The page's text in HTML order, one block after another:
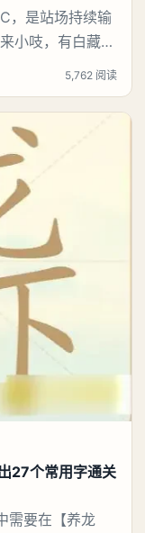
，是站场持续输
小吱，有白藏的
队C想打深渊也
队内造成的咒属
。主属性带咒属
暴。副属性也是
5,762 阅读
27个常用字通关
需要在【养龙